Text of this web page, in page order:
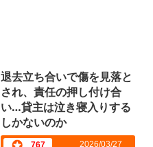
退去立ち合いで傷を見落と
され、責任の押し付け合
い…貸主は泣き寝入りする
しかないのか
767 2026/03/27